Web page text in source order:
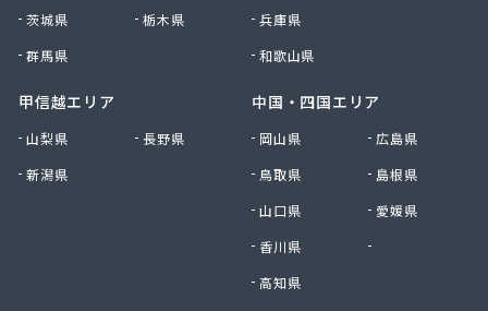
茨城県
栃木県
群馬県
甲信越エリア
山梨県
長野県
新潟県
兵庫県
和歌山県
中国・四国エリア
岡山県
広島県
鳥取県
島根県
山口県
愛媛県
香川県
高知県